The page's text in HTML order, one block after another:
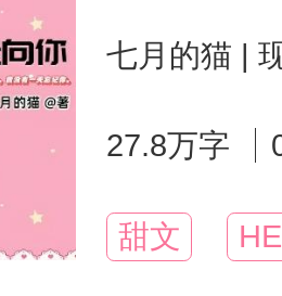
七月的猫 |
27.8万字
甜文 HE